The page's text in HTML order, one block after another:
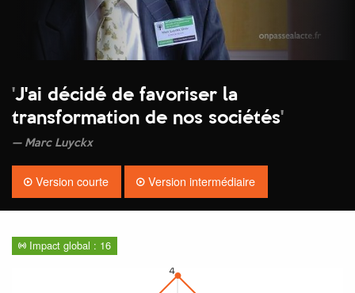
'J'ai décidé de favoriser la
transformation de nos sociétés'
Marc Luyckx
Version courte Version intermédiaire
Impact global : 16
4